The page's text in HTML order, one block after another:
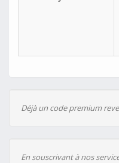
Déjà un code premium
En souscrivant à nos